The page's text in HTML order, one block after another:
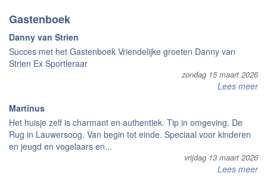
Gastenboek
Danny van Strien
Succes met het Gastenboek Vriendelijke groeten Danny van
Strien Ex Sportleraar
zondag 15 maart 2026
Lees meer
Martinus
Het huisje zelf is charmant en authentiek. Tip in omgeving. De
Rug in Lauwersoog. Van begin tot einde. Speciaal voor kinderen
en jeugd en vogelaars en...
vrijdag 13 maart 2026
Lees meer